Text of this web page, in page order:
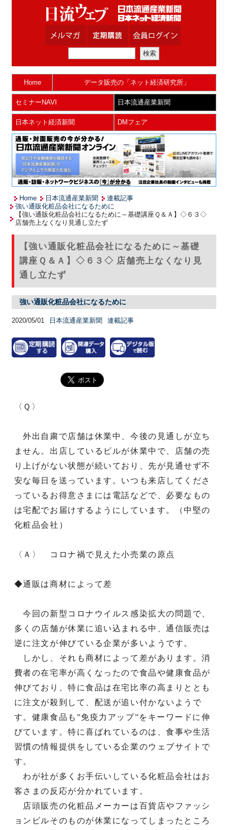
Home データ販売の「ネット経済研究所」
セミナーNAVI 日本流通産業新聞
日本ネット経済新聞 DMフェア
Home 日本流通産業新聞
連載記事
強い通販化粧品会社になるために
【強い通販化粧品会社になるために～基礎講座Ｑ＆Ａ】◇６３◇
店舗売上なくなり見通し立たず
【強い通販化粧品会社になるために～基礎
講座Ｑ＆Ａ】◇６３◇ 店舗売上なくなり見
通し立たず
強い通販化粧品会社になるために
2020/05/01 日本流通産業新聞 連載記事
〈Ｑ〉
外出自粛で店舗は休業中、今後の見通しが立ち
ません。出店しているビルが休業中で、店舗の売
り上げがない状態が続いており、先が見通せず不
安な毎日を送っています。いつも来店してくださ
っているお得意さまには電話などで、必要なもの
は宅配でお届けするようにしています。（中堅の
化粧品会社）
〈Ａ〉 コロナ禍で見えた小売業の原点
◆通販は商材によって差
今回の新型コロナウイルス感染拡大の問題で、
多くの店舗が休業に追い込まれる中、通信販売は
逆に注文が伸びている企業が多いようです。
しかし、それも商材によって差があります。消
費者の在宅率が高くなったので食品や健康食品が
伸びており、特に食品は在宅比率の高まりととも
に注文が殺到して、配送が追い付かないようで
す。健康食品も”免疫力アップ”をキーワードに伸
びています。特に喜ばれているのは、食事や生活
習慣の情報提供をしている企業のウェブサイトで
す。
わが社が多くお手伝いしている化粧品会社はお
客さまの反応が分かれています。
店頭販売の化粧品メーカーは百貨店やファッシ
ョンビルそのものが休業になってしまったところ